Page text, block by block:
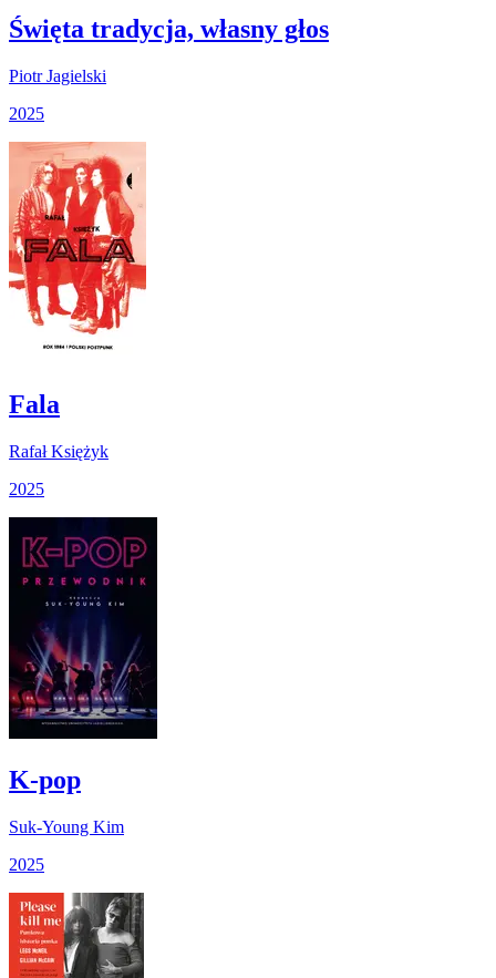
Święta tradycja, własny głos
Piotr Jagielski
2025
Fala
Rafał Księżyk
2025
K-pop
Suk-Young Kim
2025